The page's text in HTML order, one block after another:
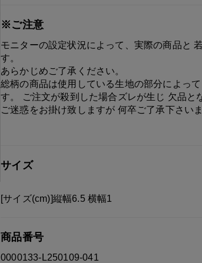
※ご注意
モニターの設定状況によって、実際の商品と
す。
あらかじめご了承ください。
総柄の商品は使用している生地の部分によっ
す。 ご注文が殺到した場合ズレが生じ 欠品と
ご迷惑をお掛け致しますが 何卒ご了承下さい
サイズ
[サイズ(cm)]縦幅6.5 横幅1
商品番号
0000133-L250109-041